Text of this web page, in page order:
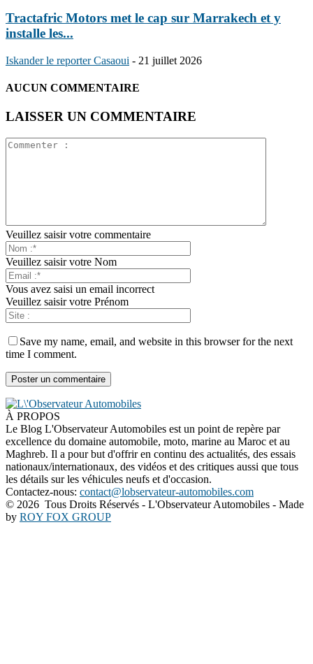
Tractafric Motors met le cap sur Marrakech et y
installe les...
Iskander le reporter Casaoui - 21 juillet 2026
AUCUN COMMENTAIRE
LAISSER UN COMMENTAIRE
Veuillez saisir votre commentaire
Veuillez saisir votre Nom
Vous avez saisi un email incorrect
Veuillez saisir votre Prénom
Save my name, email, and website in this browser for the next
time I comment.
À PROPOS
Le Blog L'Observateur Automobiles est un point de repère par
excellence du domaine automobile, moto, marine au Maroc et au
Maghreb. Il a pour but d'offrir en continu des actualités, des essais
nationaux/internationaux, des vidéos et des critiques aussi que tous
les détails sur les véhicules neufs et d'occasion.
Contactez-nous: contact@lobservateur-automobiles.com
© 2026 Tous Droits Réservés - L'Observateur Automobiles - Made
by ROY FOX GROUP